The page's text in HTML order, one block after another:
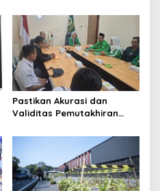
Pastikan Akurasi dan
Validitas Pemutakhiran
Cimahi Lakukan